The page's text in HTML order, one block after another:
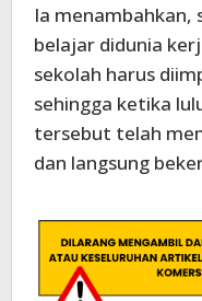
Ia menambahkan,
belajar didunia
sekolah harus
sehingga ketika
tersebut telah
dan langsung